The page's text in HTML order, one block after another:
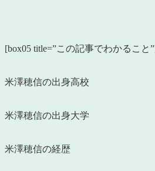
[box05 title=”この記事でわかること
米澤穂信の出身高校
米澤穂信の出身大学
米澤穂信の経歴